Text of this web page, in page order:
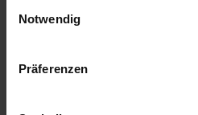
Notwendig
Präferenzen
Gold, Go...
$343.00